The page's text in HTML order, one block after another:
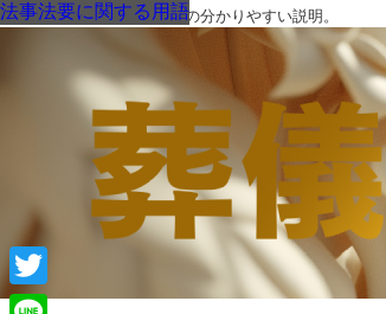
葬儀・葬式・法要についての分かりやすい説明。
法事法要に関する用語
法事法要に関する用語
法事法要に関する用語
法事法要に関する用語
法事法要に関する用語
法事法要に関する用語
法事法要に関する用語
Twitter